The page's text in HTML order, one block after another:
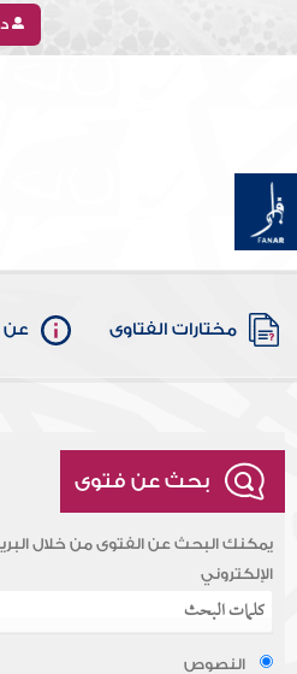
مختارات الفتاوى عن
بحث عن فتوى
يمكنك البحث عن الفتوى من خلال
الإلكتروني
النصوص